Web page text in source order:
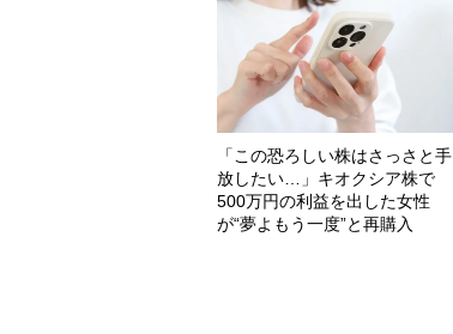
「この恐ろしい株はさっさと手
放したい…」キオクシア株で
500万円の利益を出した女性
が“夢よもう一度”と再購入